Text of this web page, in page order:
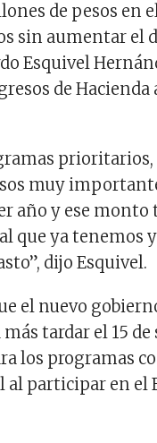
de pesos en
sin aumentar el
Esquivel
de Hacienda
prioritarios,
muy
año y ese monto
que ya tenemos
dijo Esquivel.
el nuevo
tardar el 15
los programas
participar en el